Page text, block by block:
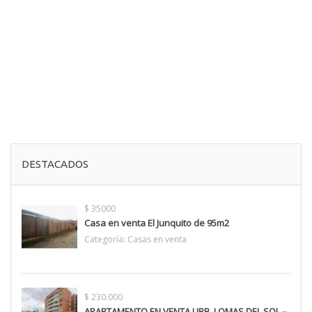
DESTACADOS
$ 35000
Casa en venta El Junquito de 95m2
Categoría: Casas en venta
$ 230.000